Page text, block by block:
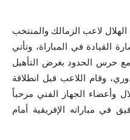
لاعب الزمالك والمنتخب
في المباراة، وتأتي
مع حرس الحدود بغرض التأهيل
وقام اللاعب قبل انطلاقة
وأعضاء الجهاز الفني مرحباً
في مباراته الإفريقية أمام